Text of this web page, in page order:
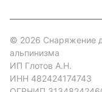
© 2026 Снаряжение
альпинизма
ИП Глотов А.Н.
ИНН 482424174743